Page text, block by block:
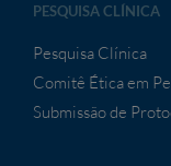
PESQUISA CLÍNICA
Pesquisa Clínica
Comitê Ética em
Submissão de